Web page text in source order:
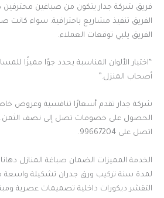
فريق شركة جدار يتكون من صباغين
الفريق تنفيذ مشاريع باحترافية. سواء كانت
الفريق يلبي توقعات العملاء.
“اختيار الألوان المناسبة يحدد جوًا
أصحاب المنزل.”
شركة جدار تقدم أسعارًا تنافسية وعروض
الحصول على خصومات تصل إلى نصف الثمن.
اتصل على 99667204.
الخدمة المميزات الضمان صباغة المنازل
لمدة سنة تركيب ورق جدران تشكيلة
التقشر ديكورات داخلية تصميمات عصرية